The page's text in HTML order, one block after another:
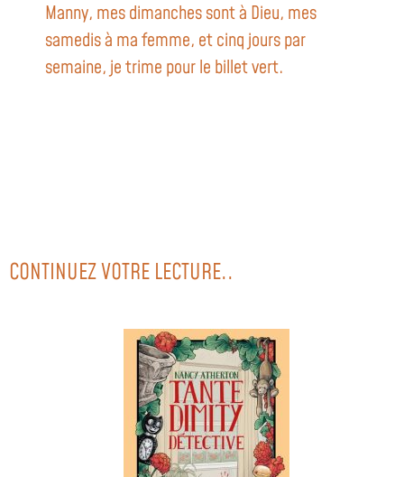
Manny, mes dimanches sont à Dieu, mes
samedis à ma femme, et cinq jours par
semaine, je trime pour le billet vert.
CONTINUEZ VOTRE LECTURE..